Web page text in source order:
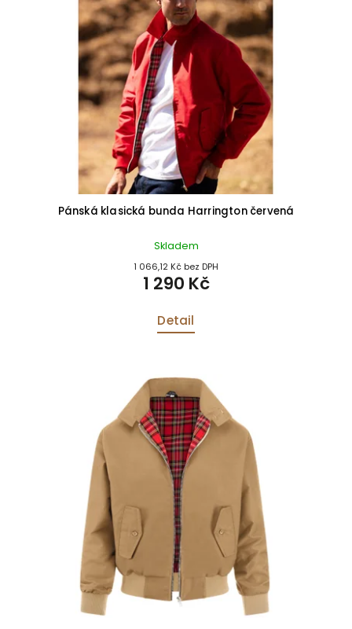
Pánská klasická bunda Harrington červená
Skladem
1 066,12 Kč bez DPH
1 290 Kč
Detail